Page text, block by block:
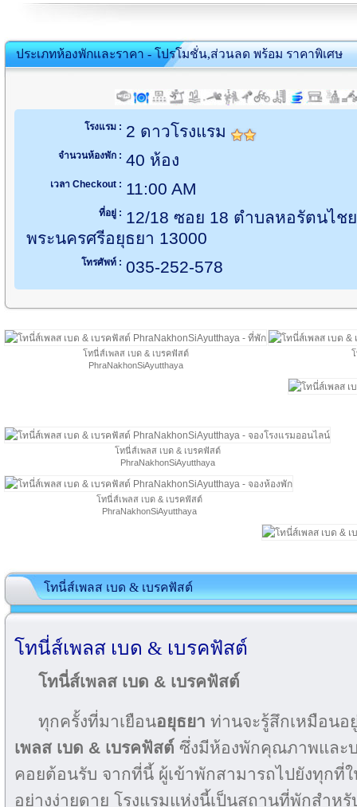
ประเภทห้องพักและราคา - โปรโมชั่น,ส่วนลด พร้อม ราคาพิเศษ
โรงแรม : 2 ดาวโรงแรม
จำนวนห้องพัก : 40 ห้อง
เวลา Checkout : 11:00 AM
ที่อยู่ : 12/18 ซอย 18 ตำบลหอรัตนไช
พระนครศรีอยุธยา 13000
โทรศัพท์ : 035-252-578
โทนี่ส์เพลส เบด & เบรคฟัสต์
PhraNakhonSiAyutthaya
โทนี่ส์เพลส เบด & เบรคฟัสต์
PhraNakhonSiAyutthaya
โทนี่ส์เพลส เบด & เบรคฟัสต์
PhraNakhonSiAyutthaya
โทนี่ส์เพลส เบด & เบรคฟัสต์
โทนี่ส์เพลส เบด & เบรคฟัสต์
โทนี่ส์เพลส เบด & เบรคฟัสต์
ทุกครั้งที่มาเยือนอยุธยา ท่านจะรู้สึกเหมือน
เพลส เบด & เบรคฟัสต์ ซึ่งมีห้องพักคุณภาพและ
คอยต้อนรับ จากที่นี้ ผู้เข้าพักสามารถไปยังทุกที่
อย่างง่ายดาย โรงแรมแห่งนี้เป็นสถานที่พักสำห